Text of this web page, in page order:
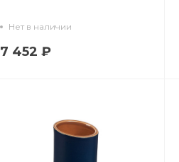
Нет в наличии
7 452 ₽